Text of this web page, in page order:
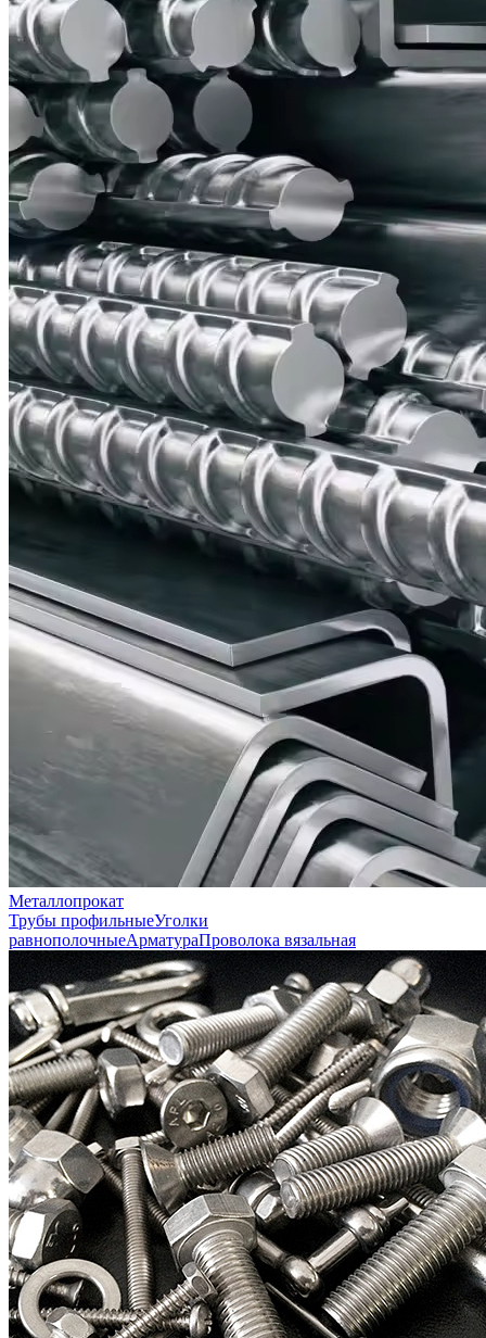
Металлопрокат
Трубы профильныеУголки
равнополочныеАрматураПроволока вязальная